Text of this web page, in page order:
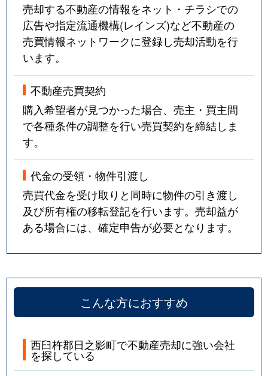
売却する不動産の情報をネット・チラシでの
広告や指定流通機構(レインズ)など不動産の
売買情報ネットワークに登録し売却活動を行
います。
不動産売買契約
購入希望者が見つかった場合、売主・買主間
で各種条件の調整を行い売買契約を締結しま
す。
代金の受領・物件引渡し
売買代金を受け取りと同時に物件の引き渡し
及び所有権の移転登記を行います。売却益が
ある場合には、確定申告が必要となります。
こんな方におすすめ
西臼杵郡日之影町で不動産売却に強い会社
を探している